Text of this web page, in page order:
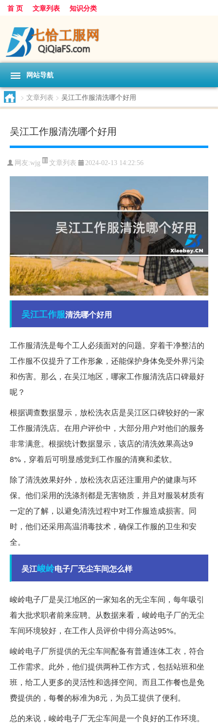
首 页 文章列表 知识分类
网站导航
> 文章列表 > 吴江工作服清洗哪个好用
吴江工作服清洗哪个好用
网友:wjg 文章列表 2024-02-13 14:22:56
吴江工作服清洗哪个好用
工作服清洗是每个工人必须面对的问题。穿着干净整洁的
工作服不仅提升了工作形象，还能保护身体免受外界污染
和伤害。那么，在吴江地区，哪家工作服清洗店口碑最好
呢？
根据调查数据显示，放松洗衣店是吴江区口碑较好的一家
工作服清洗店。在用户评价中，大部分用户对他们的服务
非常满意。根据统计数据显示，该店的清洗效果高达9
8%，穿着后可明显感觉到工作服的清爽和柔软。
除了清洗效果好外，放松洗衣店还注重用户的健康与环
保。他们采用的洗涤剂都是无害物质，并且对服装材质有
一定的了解，以避免清洗过程中对工作服造成损害。同
时，他们还采用高温消毒技术，确保工作服的卫生和安
全。
吴江峻岭电子厂无尘车间怎么样
峻岭电子厂是吴江地区的一家知名的无尘车间，每年吸引
着大批求职者前来应聘。从数据来看，峻岭电子厂的无尘
车间环境较好，在工作人员评价中得分高达95%。
峻岭电子厂所提供的无尘车间配备有普通连体工衣，符合
工作需求。此外，他们提供两种工作方式，包括站班和坐
班，给工人更多的灵活性和选择空间。而且工作餐也是免
费提供的，每餐的标准为8元，为员工提供了便利。
总的来说，峻岭电子厂无尘车间是一个良好的工作环境。